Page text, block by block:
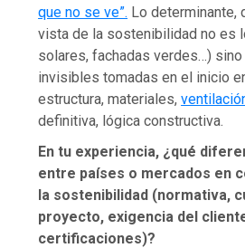
que no se ve”. Lo determinante,
vista de la sostenibilidad no es
solares, fachadas verdes…)
invisibles tomadas en el inicio
estructura, materiales,
definitiva, lógica constructiva.
En tu experiencia, ¿qué
entre países o mercados en
la sostenibilidad (normativa,
proyecto, exigencia del
certificaciones)?